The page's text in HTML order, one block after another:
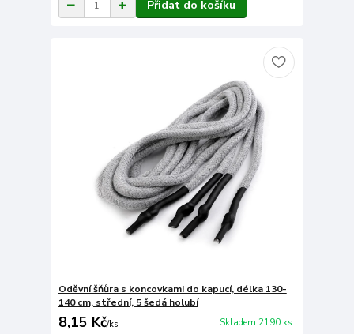
Přidat do košíku
Oděvní šňůra s koncovkami do kapucí, délka 130-
140 cm, střední, 5 šedá holubí
8,15 Kč/ks Skladem 2190 ks